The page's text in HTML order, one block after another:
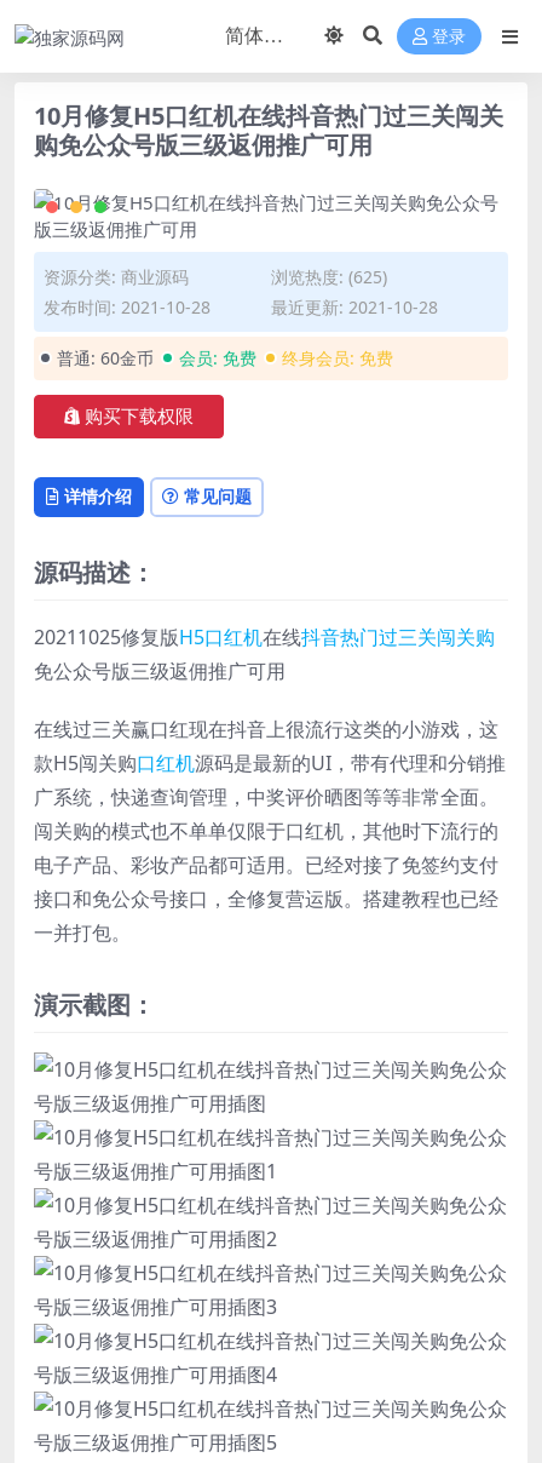
登录
10月修复H5口红机在线抖音热门过三关闯关
购免公众号版三级返佣推广可用
资源分类: 商业源码
浏览热度: (625)
发布时间: 2021-10-28
最近更新: 2021-10-28
普通: 60金币 会员: 免费 终身会员: 免费
购买下载权限
详情介绍 常见问题
源码描述：
20211025修复版H5口红机在线抖音热门过三关闯关购
免公众号版三级返佣推广可用
在线过三关赢口红现在抖音上很流行这类的小游戏，这
款H5闯关购口红机源码是最新的UI，带有代理和分销推
广系统，快递查询管理，中奖评价晒图等等非常全面。
闯关购的模式也不单单仅限于口红机，其他时下流行的
电子产品、彩妆产品都可适用。已经对接了免签约支付
接口和免公众号接口，全修复营运版。搭建教程也已经
一并打包。
演示截图：